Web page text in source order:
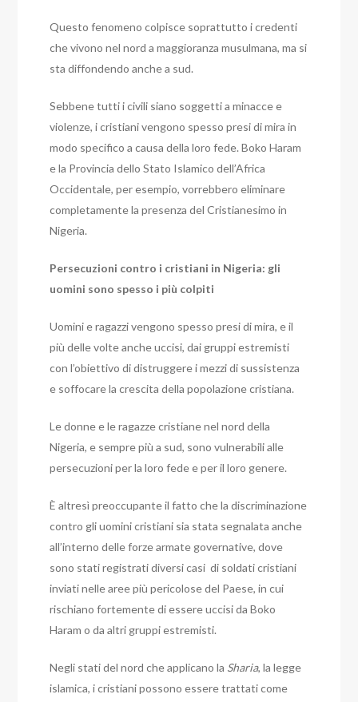
Questo fenomeno colpisce soprattutto i credenti
che vivono nel nord a maggioranza musulmana, ma si
sta diffondendo anche a sud.
Sebbene tutti i civili siano soggetti a minacce e
violenze, i cristiani vengono spesso presi di mira in
modo specifico a causa della loro fede. Boko Haram
e la Provincia dello Stato Islamico dell’Africa
Occidentale, per esempio, vorrebbero eliminare
completamente la presenza del Cristianesimo in
Nigeria.
Persecuzioni contro i cristiani in Nigeria: gli
uomini sono spesso i più colpiti
Uomini e ragazzi vengono spesso presi di mira, e il
più delle volte anche uccisi, dai gruppi estremisti
con l’obiettivo di distruggere i mezzi di sussistenza
e soffocare la crescita della popolazione cristiana.
Le donne e le ragazze cristiane nel nord della
Nigeria, e sempre più a sud, sono vulnerabili alle
persecuzioni per la loro fede e per il loro genere.
È altresì preoccupante il fatto che la discriminazione
contro gli uomini cristiani sia stata segnalata anche
all’interno delle forze armate governative, dove
sono stati registrati diversi casi di soldati cristiani
inviati nelle aree più pericolose del Paese, in cui
rischiano fortemente di essere uccisi da Boko
Haram o da altri gruppi estremisti.
Negli stati del nord che applicano la Sharia, la legge
islamica, i cristiani possono essere trattati come